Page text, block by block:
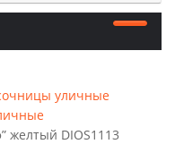
уличные
желтый DIOS1113